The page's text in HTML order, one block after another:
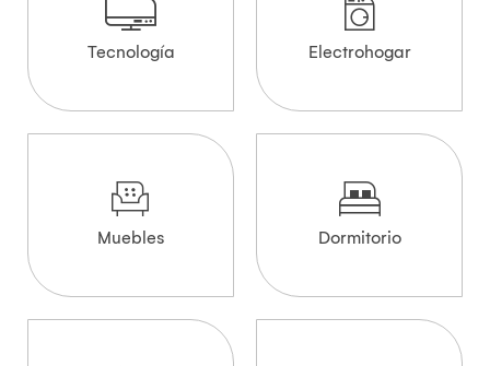
Tecnología Electrohogar
Muebles Dormitorio